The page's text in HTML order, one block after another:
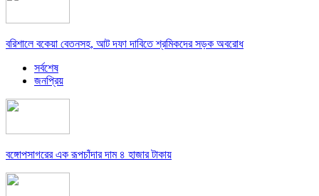
বরিশালে বকেয়া বেতনসহ, আট দফা দাবিতে শ্রমিকদের সড়ক অবরোধ
সর্বশেষ
জনপ্রিয়
বঙ্গোপসাগরের এক রূপচাঁদার দাম ৪ হাজার টাকায়